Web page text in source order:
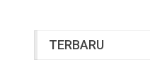
TERBARU